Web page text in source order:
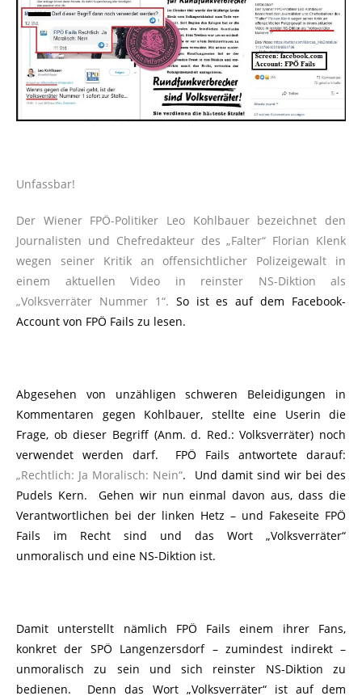
Unfassbar!
Der Wiener FPÖ-Politiker Leo Kohlbauer bezeichnet den
Journalisten und Chefredakteur des „Falter“ Florian Klenk
wegen seiner Kritik an offensichtlicher Polizeigewalt in
einem aktuellen Video in reinster NS-Diktion als
„Volksverräter Nummer 1“. So ist es auf dem Facebook-
Account von FPÖ Fails zu lesen.
Abgesehen von unzähligen schweren Beleidigungen in
Kommentaren gegen Kohlbauer, stellte eine Userin die
Frage, ob dieser Begriff (Anm. d. Red.: Volksverräter) noch
verwendet werden darf. FPÖ Fails antwortete darauf:
„Rechtlich: Ja Moralisch: Nein“. Und damit sind wir bei des
Pudels Kern. Gehen wir nun einmal davon aus, dass die
Verantwortlichen bei der linken Hetz – und Fakeseite FPÖ
Fails im Recht sind und das Wort „Volksverräter“
unmoralisch und eine NS-Diktion ist.
Damit unterstellt nämlich FPÖ Fails einem ihrer Fans,
konkret der SPÖ Langenzersdorf – zumindest indirekt –
unmoralisch zu sein und sich reinster NS-Diktion zu
bedienen. Denn das Wort „Volksverräter“ ist auf dem